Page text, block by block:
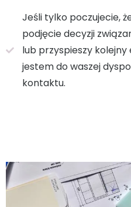
Jeśli tylko poczujecie,
podjęcie decyzji
lub przyspieszy
jestem do waszej
kontaktu.